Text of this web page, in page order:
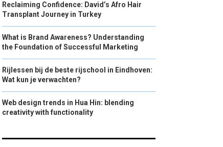
Reclaiming Confidence: David’s Afro Hair
Transplant Journey in Turkey
What is Brand Awareness? Understanding
the Foundation of Successful Marketing
Rijlessen bij de beste rijschool in Eindhoven:
Wat kun je verwachten?
Web design trends in Hua Hin: blending
creativity with functionality